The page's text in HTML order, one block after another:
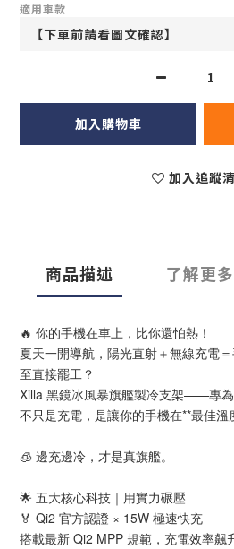
適用車款
加入購物車
加入追蹤
商品描述 了解更多
🔥 你的手機在車上，比你還怕熱！
夏天一開導航，陽光直射＋無線充電
至直接罷工？
Xilla 黑鏡冰風暴旗艦製冷支架——專為
不只是充電，是讓你的手機在**最佳溫
🧊 邊充邊冷，才是真旗艦。
🌟 五大核心科技｜用實力碾壓
🏅 Qi2 官方認證 × 15W 極速快充
搭載最新 Qi2 MPP 規範，充電效率飆